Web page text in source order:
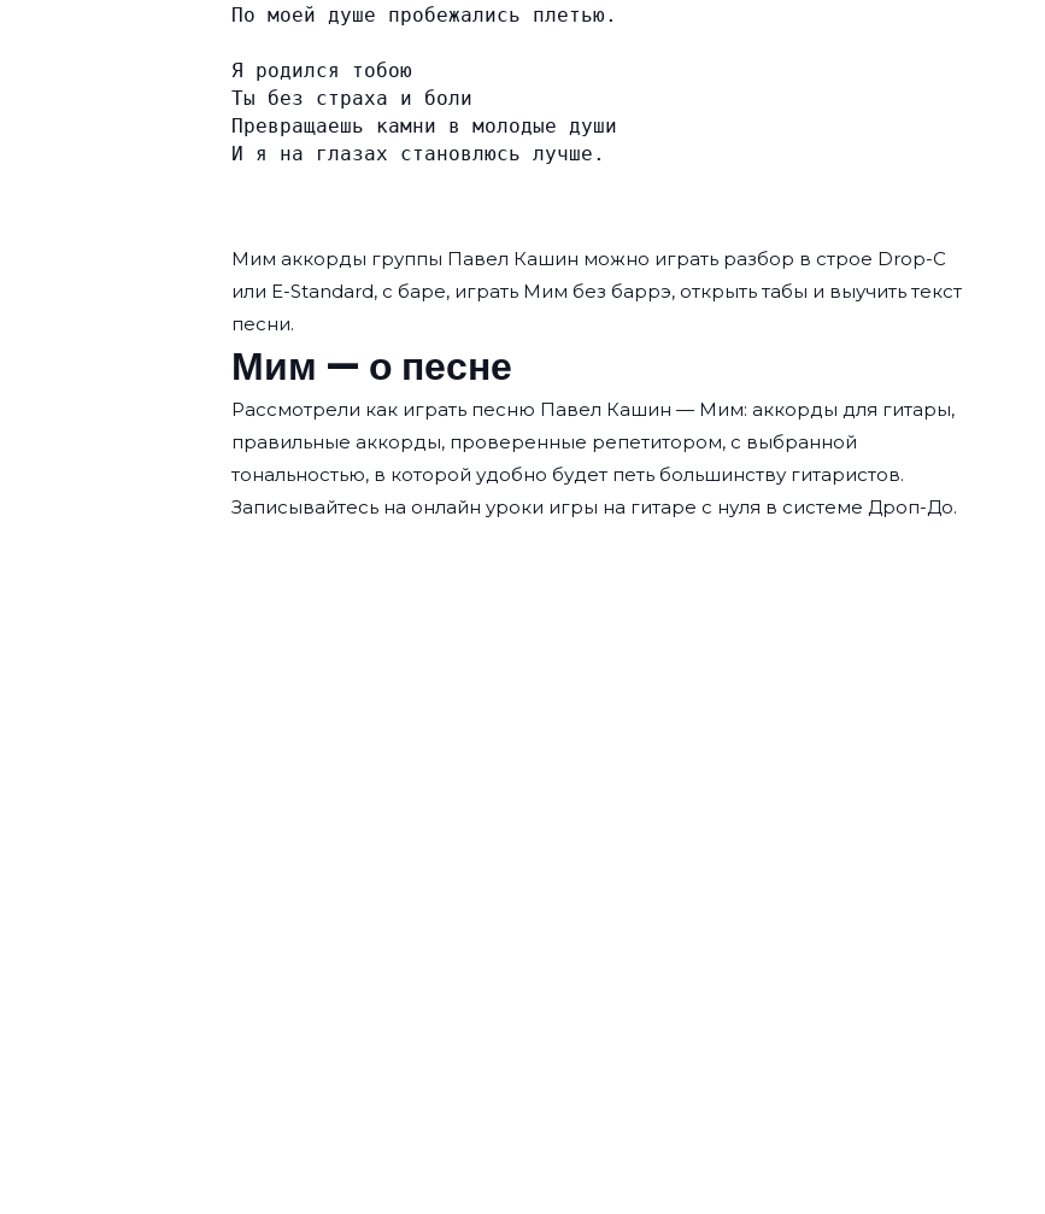
По моей душе пробежались плетью.
Я родился тобою
Ты без страха и боли
Превращаешь камни в молодые души
И я на глазах становлюсь лучше.
Мим аккорды группы Павел Кашин можно играть разбор в строе Drop-C
или E-Standard, с баре, играть Мим без баррэ, открыть табы и выучить текст
песни.
Мим — о песне
Рассмотрели как играть песню Павел Кашин — Мим: аккорды для гитары,
правильные аккорды, проверенные репетитором, с выбранной
тональностью, в которой удобно будет петь большинству гитаристов.
Записывайтесь на онлайн уроки игры на гитаре с нуля в системе Дроп-До.